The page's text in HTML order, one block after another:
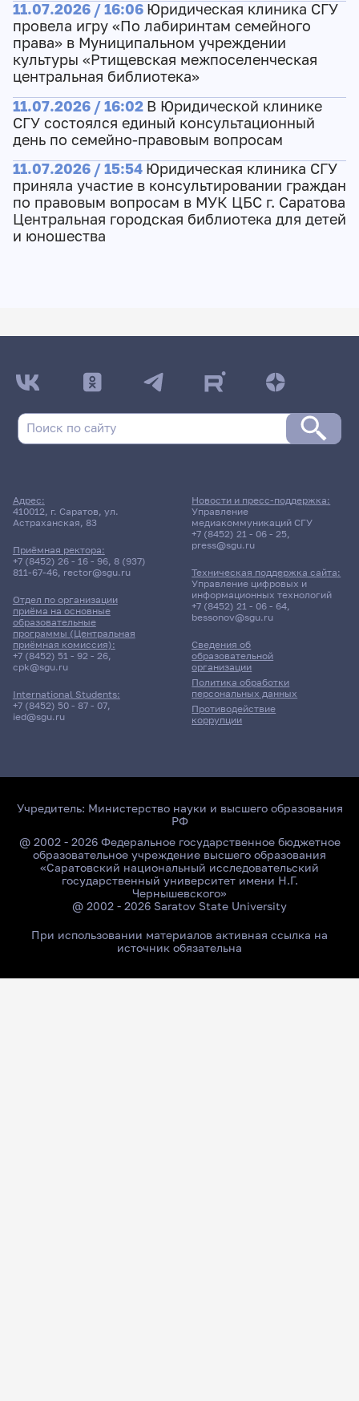
11.07.2026 / 16:06 Юридическая клиника СГУ
провела игру «По лабиринтам семейного
права» в Муниципальном учреждении
культуры «Ртищевская межпоселенческая
центральная библиотека»
11.07.2026 / 16:02 В Юридической клинике
СГУ состоялся единый консультационный
день по семейно-правовым вопросам
11.07.2026 / 15:54 Юридическая клиника СГУ
приняла участие в консультировании граждан
по правовым вопросам в МУК ЦБС г. Саратова
Центральная городская библиотека для детей
и юношества
Адрес:
410012, г. Саратов, ул.
Астраханская, 83
Приёмная ректора:
+7 (8452) 26 - 16 - 96, 8 (937)
811-67-46, rector@sgu.ru
Отдел по организации
приёма на основные
образовательные
программы (Центральная
приёмная комиссия):
+7 (8452) 51 - 92 - 26,
cpk@sgu.ru
International Students:
+7 (8452) 50 - 87 - 07,
ied@sgu.ru
Сведения об
образовательной
организации
Политика обработки
персональных данных
Противодействие
коррупции
Новости и пресс-поддержка:
Управление
медиакоммуникаций СГУ
+7 (8452) 21 - 06 - 25,
press@sgu.ru
Техническая поддержка сайта:
Управление цифровых и
информационных технологий
+7 (8452) 21 - 06 - 64,
bessonov@sgu.ru
Учредитель: Министерство науки и высшего образования
РФ
@ 2002 - 2026 Федеральное государственное бюджетное
образовательное учреждение высшего образования
«Саратовский национальный исследовательский
государственный университет имени Н.Г.
Чернышевского»
@ 2002 - 2026 Saratov State University
При использовании материалов активная ссылка на
источник обязательна